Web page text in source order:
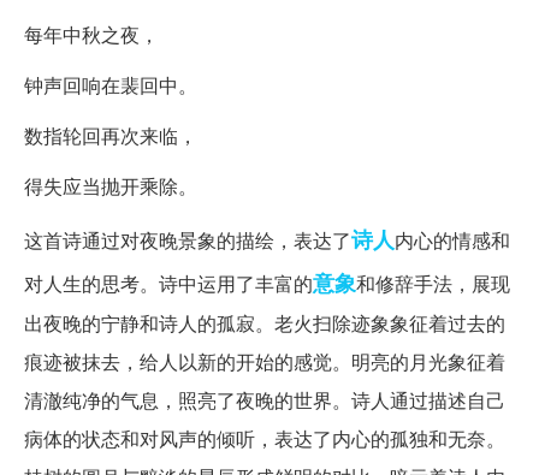
每年中秋之夜，
钟声回响在裴回中。
数指轮回再次来临，
得失应当抛开乘除。
这首诗通过对夜晚景象的描绘，表达了诗人内心的情感和
对人生的思考。诗中运用了丰富的意象和修辞手法，展现
出夜晚的宁静和诗人的孤寂。老火扫除迹象象征着过去的
痕迹被抹去，给人以新的开始的感觉。明亮的月光象征着
清澈纯净的气息，照亮了夜晚的世界。诗人通过描述自己
病体的状态和对风声的倾听，表达了内心的孤独和无奈。